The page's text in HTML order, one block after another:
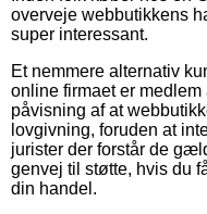
overveje webbutikkens
super interessant.
Et nemmere alternativ
online firmaet er
påvisning af at
lovgivning, foruden at
jurister der forstår de
genvej til støtte, hvis du
din handel.